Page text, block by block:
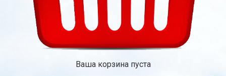
Ваша корзина пуста